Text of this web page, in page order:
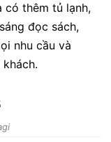
có thêm tủ lạnh,
đọc sách,
nhu cầu và